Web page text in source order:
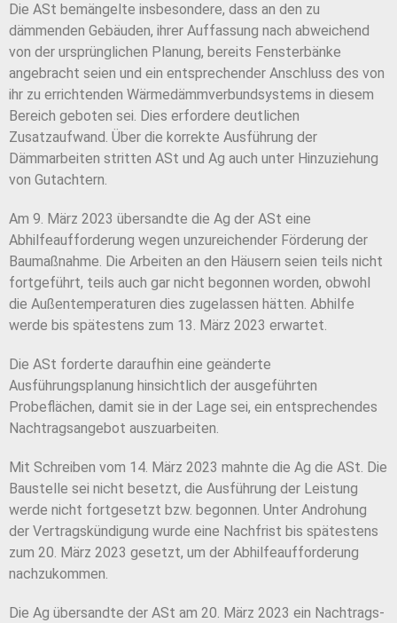
Die ASt bemängelte insbesondere, dass an den zu
dämmenden Gebäuden, ihrer Auffassung nach abweichend
von der ursprünglichen Planung, bereits Fensterbänke
angebracht seien und ein entsprechender Anschluss des von
ihr zu errichtenden Wärmedämmverbundsystems in diesem
Bereich geboten sei. Dies erfordere deutlichen
Zusatzaufwand. Über die korrekte Ausführung der
Dämmarbeiten stritten ASt und Ag auch unter Hinzuziehung
von Gutachtern.
Am 9. März 2023 übersandte die Ag der ASt eine
Abhilfeaufforderung wegen unzureichender Förderung der
Baumaßnahme. Die Arbeiten an den Häusern seien teils nicht
fortgeführt, teils auch gar nicht begonnen worden, obwohl
die Außentemperaturen dies zugelassen hätten. Abhilfe
werde bis spätestens zum 13. März 2023 erwartet.
Die ASt forderte daraufhin eine geänderte
Ausführungsplanung hinsichtlich der ausgeführten
Probeflächen, damit sie in der Lage sei, ein entsprechendes
Nachtragsangebot auszuarbeiten.
Mit Schreiben vom 14. März 2023 mahnte die Ag die ASt. Die
Baustelle sei nicht besetzt, die Ausführung der Leistung
werde nicht fortgesetzt bzw. begonnen. Unter Androhung
der Vertragskündigung wurde eine Nachfrist bis spätestens
zum 20. März 2023 gesetzt, um der Abhilfeaufforderung
nachzukommen.
Die Ag übersandte der ASt am 20. März 2023 ein Nachtrags-